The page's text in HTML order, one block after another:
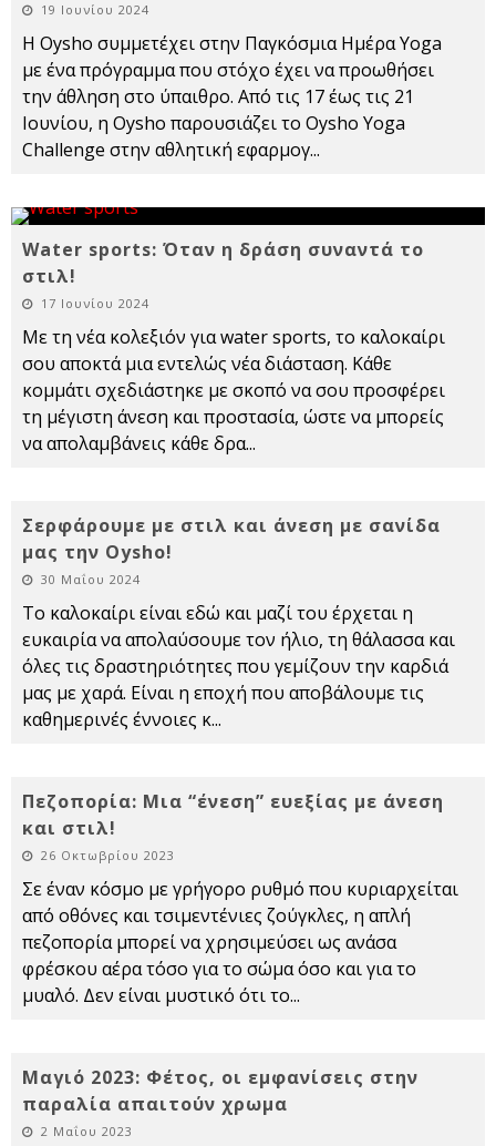
19 Ιουνίου 2024
Η Oysho συμμετέχει στην Παγκόσμια Ημέρα Yoga
με ένα πρόγραμμα που στόχο έχει να προωθήσει
την άθληση στο ύπαιθρο. Από τις 17 έως τις 21
Ιουνίου, η Oysho παρουσιάζει το Oysho Yoga
Challenge στην αθλητική εφαρμογ...
Water sports: Όταν η δράση συναντά το
στιλ!
17 Ιουνίου 2024
Με τη νέα κολεξιόν για water sports, το καλοκαίρι
σου αποκτά μια εντελώς νέα διάσταση. Κάθε
κομμάτι σχεδιάστηκε με σκοπό να σου προσφέρει
τη μέγιστη άνεση και προστασία, ώστε να μπορείς
να απολαμβάνεις κάθε δρα...
Σερφάρουμε με στιλ και άνεση με σανίδα
μας την Oysho!
30 Μαΐου 2024
Το καλοκαίρι είναι εδώ και μαζί του έρχεται η
ευκαιρία να απολαύσουμε τον ήλιο, τη θάλασσα και
όλες τις δραστηριότητες που γεμίζουν την καρδιά
μας με χαρά. Είναι η εποχή που αποβάλουμε τις
καθημερινές έννοιες κ...
Πεζοπορία: Μια “ένεση” ευεξίας με άνεση
και στιλ!
26 Οκτωβρίου 2023
Σε έναν κόσμο με γρήγορο ρυθμό που κυριαρχείται
από οθόνες και τσιμεντένιες ζούγκλες, η απλή
πεζοπορία μπορεί να χρησιμεύσει ως ανάσα
φρέσκου αέρα τόσο για το σώμα όσο και για το
μυαλό. Δεν είναι μυστικό ότι το...
Μαγιό 2023: Φέτος, οι εμφανίσεις στην
παραλία απαιτούν χρωμα
2 Μαΐου 2023